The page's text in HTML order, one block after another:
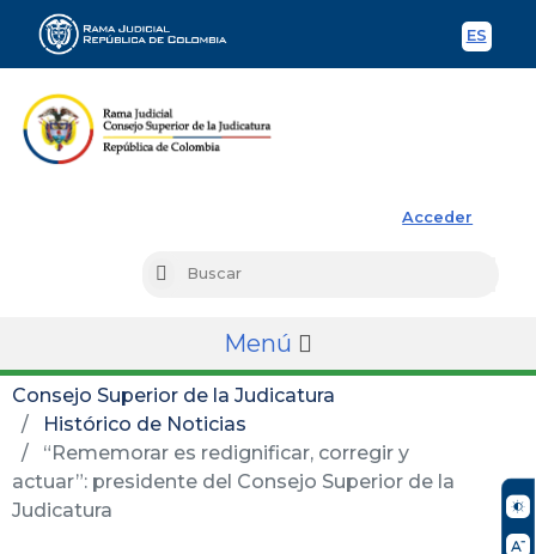
ES
Acceder
Buscar
Menú
Consejo Superior de la Judicatura
Histórico de Noticias
“Rememorar es redignificar, corregir y
actuar”: presidente del Consejo Superior de la
Judicatura